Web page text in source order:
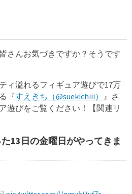
さんお気づきですか？そうです
ィ溢れるフィギュア遊びで17万
『すえきち（@suekichiii） 』さ
遊びをご覧ください！【関連リ
13日の金曜日がやってきま